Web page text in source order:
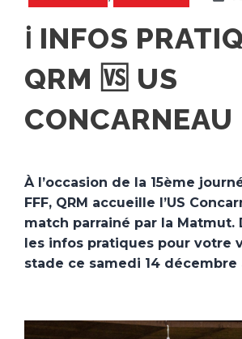
ℹ️ INFOS
QRM 🆚 US
CONCARNEAU
À l’occasion de la 15ème
FFF, QRM accueille l’US
match parrainé par la Matmut.
les infos pratiques pour votre
stade ce samedi 14 décembre